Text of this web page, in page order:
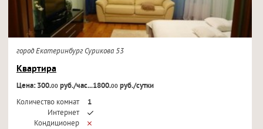
город Екатеринбург Сурикова 53
Квартира
Цена: 300.00руб./час...1800.00руб./сутки
Количество комнат
1
Интернет
Кондиционер